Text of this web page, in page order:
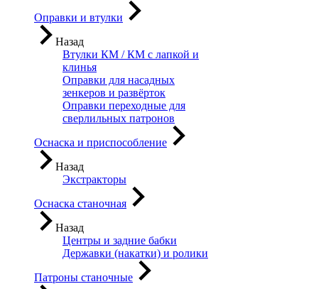
Оправки и втулки
Назад
Втулки КМ / КМ с лапкой и
клинья
Оправки для насадных
зенкеров и развёрток
Оправки переходные для
сверлильных патронов
Оснаска и приспособление
Назад
Экстракторы
Оснаска станочная
Назад
Центры и задние бабки
Державки (накатки) и ролики
Патроны станочные